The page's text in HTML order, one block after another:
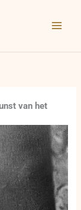
van het